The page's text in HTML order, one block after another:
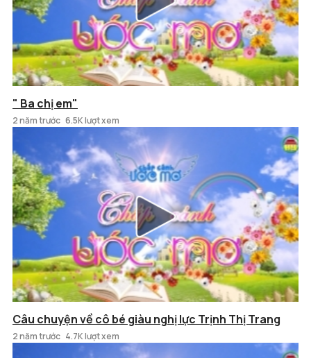
" Ba chị em"
2 năm trước 6.5K lượt xem
Câu chuyện về cô bé giàu nghị lực Trịnh Thị Trang
2 năm trước 4.7K lượt xem